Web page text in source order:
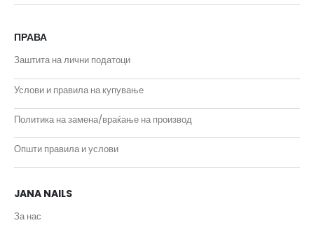
ПРАВА
Заштита на лични податоци
Услови и правила на купување
Политика на замена/враќање на производ
Општи правила и услови
JANA NAILS
За нас